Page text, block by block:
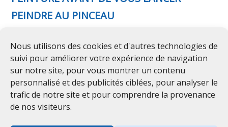
Nous utilisons des cookies et d'autres technologies de
suivi pour améliorer votre expérience de navigation
sur notre site, pour vous montrer un contenu
personnalisé et des publicités ciblées, pour analyser le
trafic de notre site et pour comprendre la provenance
de nos visiteurs.
PEINDRE AU PINCEAU
PEINTURE AU FUSIL
COMMENT PEINDRE UNE TERRASSE EN
BOIS
COMMENT PEINDRE DES MOULURES
PEINTURER LES MURS